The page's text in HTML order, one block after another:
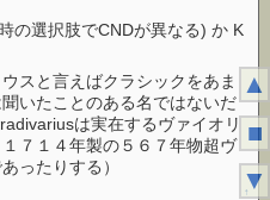
の選択肢でCNDが異なる) か K
スと言えばクラシックをあま
いたことのある名ではないだ
は実在するヴァイオリ
７１４年製の５６７年物超ヴ
ったりする）
↑
▲
■
▼